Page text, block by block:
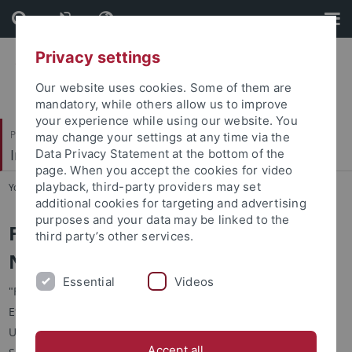
Skip
to
content
Skip
to
footer
Philosophische Fakultät
Indologie
You are here: Startseite ... Fokus Südindien
Fokus Südindien: Kerala und Tamil
Nadu
"Fokus Südindien" ist eine Kooperation der Abteilungen
Ethnologie und Indologie des Asien-Orient-Instituts der
Universität Tübingen. Die Abteilung Indologie legt den
Privacy settings
Our website uses cookies. Some of them are
mandatory, while others allow us to improve
your experience while using our website. You
may change your settings at any time via the
Data Privacy Statement at the bottom of the
page. When you accept the cookies for video
playback, third-party providers may set
additional cookies for targeting and advertising
purposes and your data may be linked to the
third party’s other services.
Essential Videos